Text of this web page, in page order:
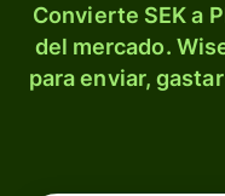
Convierte SEK a
del mercado.
para enviar,